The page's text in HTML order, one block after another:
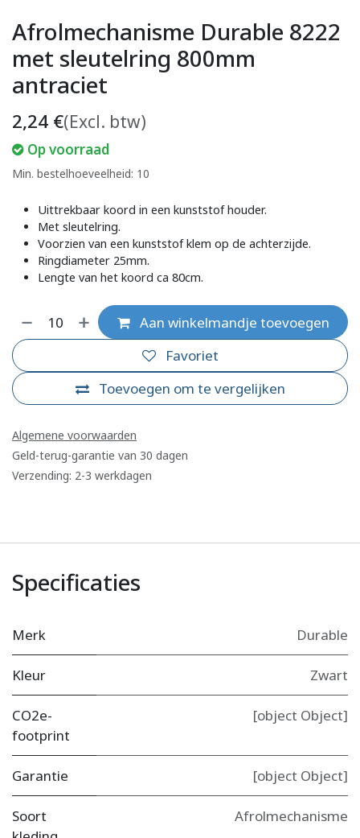
Afrolmechanisme Durable 8222
met sleutelring 800mm
antraciet
2,24 €(Excl. btw)
Op voorraad
Min. bestelhoeveelheid: 10
Uittrekbaar koord in een kunststof houder.
Met sleutelring.
Voorzien van een kunststof klem op de achterzijde.
Ringdiameter 25mm.
Lengte van het koord ca 80cm.
Aan winkelmandje toevoegen
Toevoegen om te vergelijken
Favoriet
Algemene voorwaarden
Geld-terug-garantie van 30 dagen
Verzending: 2-3 werkdagen
Specificaties
Merk Durable
Kleur Zwart
CO2e-
footprint
[object Object]
Garantie [object Object]
Soort
Afrolmechanisme